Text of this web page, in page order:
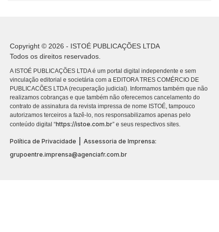
Copyright © 2026 - ISTOÉ PUBLICAÇÕES LTDA
Todos os direitos reservados.
A ISTOÉ PUBLICAÇÕES LTDA é um portal digital independente e sem
vinculação editorial e societária com a EDITORA TRES COMÉRCIO DE
PUBLICACÕES LTDA (recuperação judicial). Informamos também que não
realizamos cobranças e que também não oferecemos cancelamento do
contrato de assinatura da revista impressa de nome ISTOÉ, tampouco
autorizamos terceiros a fazê-lo, nos responsabilizamos apenas pelo
conteúdo digital “https://istoe.com.br” e seus respectivos sites.
Política de Privacidade
Assessoria de Imprensa:
grupoentre.imprensa@agenciafr.com.br